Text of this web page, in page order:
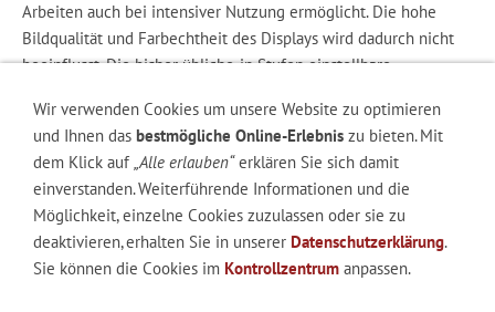
Arbeiten auch bei intensiver Nutzung ermöglicht. Die hohe
Bildqualität und Farbechtheit des Displays wird dadurch nicht
beeinflusst. Die bisher übliche, in Stufen einstellbare
entstehendem Gelb- / Grünstich entfällt.
Durch die flimmerfreie LED-Hintergrundbeleuchtung und
modernste Netzteilkomponenten erreicht das Gerät eine hohe
Energieeffizienz und erfüllt alle aktuellen
Energiesparrichtlinien. Durch die Overdrive-Technologie und 75
Hz Bildwiederholrate werden bewegte Bilder, Videos und
Wir verwenden Cookies um unsere Website zu optimieren
und Ihnen das bestmögliche Online-Erlebnis zu bieten. Mit
dem Klick auf „Alle erlauben“erklären Sie sich damit
einverstanden. Weiterführende Informationen und die
Möglichkeit, einzelne Cookies zuzulassen oder sie zu
deaktivieren, erhalten Sie in unserer Datenschutzerklärung.
Sie können die Cookies im Kontrollzentrum anpassen.